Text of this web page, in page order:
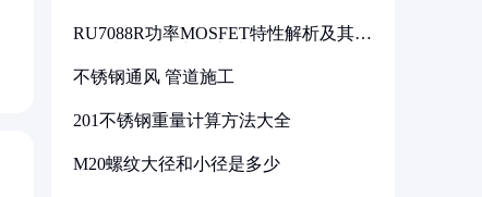
RU7088R功率MOSFET特性解析及其在
不锈钢通风 管道施工
201不锈钢重量计算方法大全
M20螺纹大径和小径是多少